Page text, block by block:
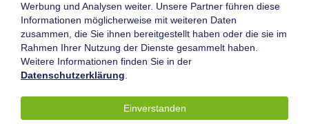
Die Goethe-Universität Frankfurt am Main
Impressum
Datenschutz
Barrierefreiheit
© 2004-2026 Goethe-Universität Frankfurt am Main
Werbung und Analysen weiter. Unsere Partner führen diese
Informationen möglicherweise mit weiteren Daten
zusammen, die Sie ihnen bereitgestellt haben oder die sie im
Rahmen Ihrer Nutzung der Dienste gesammelt haben.
Weitere Informationen finden Sie in der
Datenschutzerklärung
Einverstanden